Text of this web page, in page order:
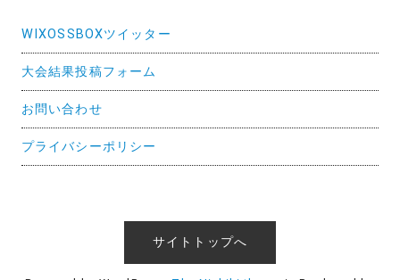
WIXOSSBOXツイッター
大会結果投稿フォーム
お問い合わせ
プライバシーポリシー
サイトトップへ